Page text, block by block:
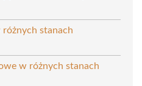
różnych stanach
w różnych stanach